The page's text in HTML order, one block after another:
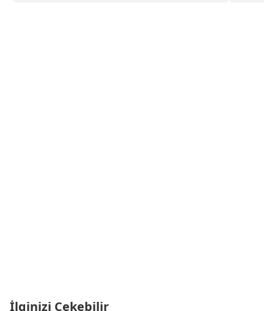
İlginizi Çekebilir